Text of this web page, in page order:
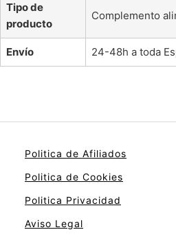
Tipo de
producto
Complemento
Envío 24-48h a toda
Politica de Afiliados
Politica de Cookies
Politica Privacidad
Aviso Legal